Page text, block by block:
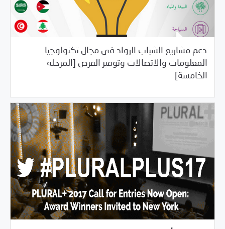
دعم مشاريع الشباب الرواد في مجال تكنولوجيا
المعلومات والاتصالات وتوفير الفرص [المرحلة
الخامسة]
04/19/2017 فرص التدريب و المشاركة